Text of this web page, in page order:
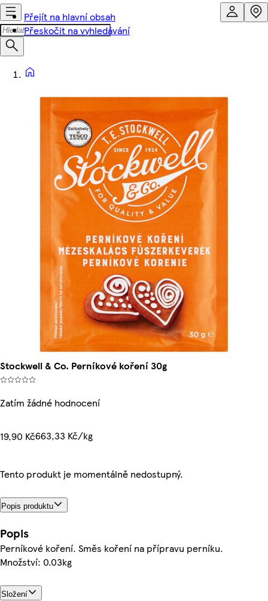
Přejít na hlavní obsah
Přeskočit na vyhledávání
Stockwell & Co. Perníkové koření 30g
Zatím žádné hodnocení
19,90 Kč663,33 Kč/kg
Tento produkt je momentálně nedostupný.
Popis produktu
Popis
Perníkové koření. Směs koření na přípravu perníku.
Množství: 0.03kg
Složení